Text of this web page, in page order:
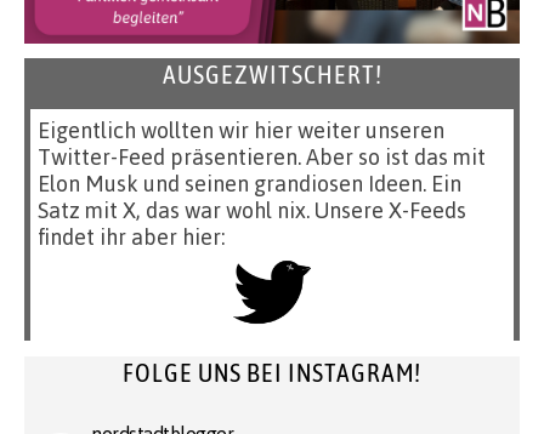
AUSGEZWITSCHERT!
Eigentlich wollten wir hier weiter unseren
Twitter-Feed präsentieren. Aber so ist das mit
Elon Musk und seinen grandiosen Ideen. Ein
Satz mit X, das war wohl nix. Unsere X-Feeds
findet ihr aber hier:
FOLGE UNS BEI INSTAGRAM!